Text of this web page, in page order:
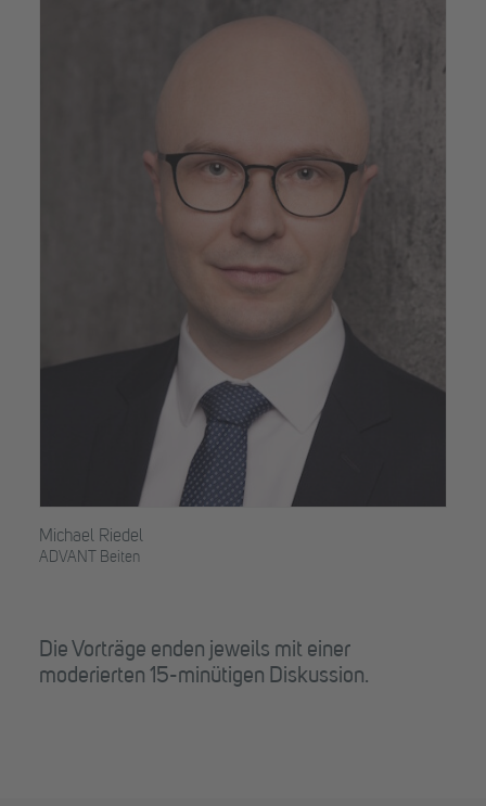
Michael Riedel
ADVANT Beiten
Die Vorträge enden jeweils mit einer
moderierten 15-minütigen Diskussion.